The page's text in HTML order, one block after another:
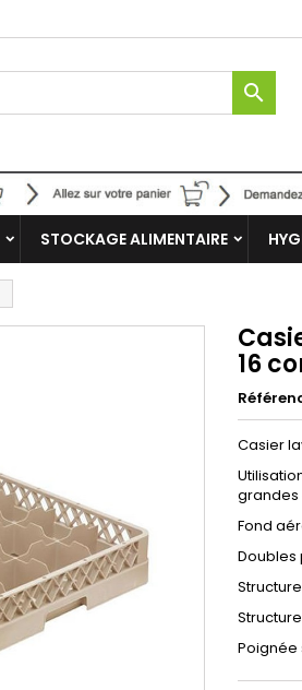

STOCKAGE ALIMENTAIRE
16
Casier
grandes
Fond
Doubles
Poignée